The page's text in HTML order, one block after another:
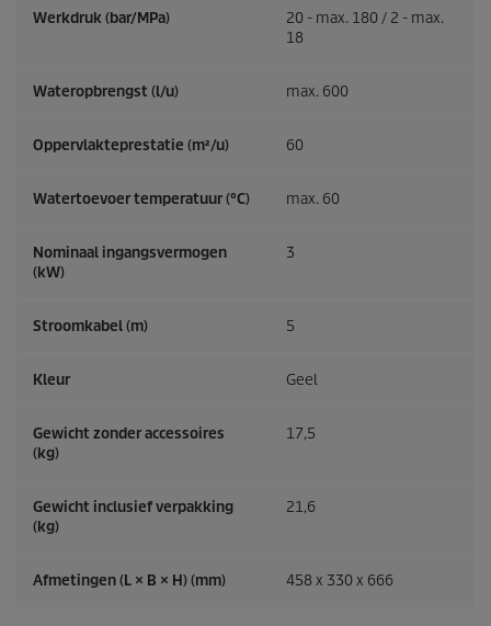
Werkdruk (bar/MPa)
20 - max. 180 / 2 - max.
18
Wateropbrengst (l/u) max. 600
Oppervlakteprestatie (m²/u) 60
Watertoevoer temperatuur (°C) max. 60
Nominaal ingangsvermogen
(kW)
3
Stroomkabel (m) 5
Kleur Geel
Gewicht zonder accessoires
(kg)
17,5
Gewicht inclusief verpakking
(kg)
21,6
Afmetingen (L × B × H) (mm) 458 x 330 x 666